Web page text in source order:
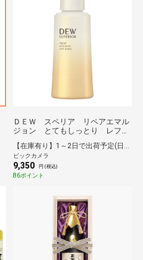
ＤＥＷ スペリア リペアエマル
ジョン とてもしっとり レフィ
【在庫有り】1～2日で出荷予定(日付指定可)
ビックカメラ
9,350 円 (税込)
86ポイント